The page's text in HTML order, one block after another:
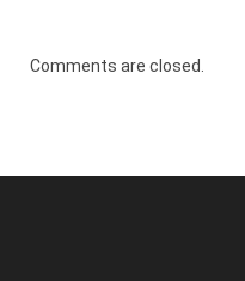
Comments are closed.